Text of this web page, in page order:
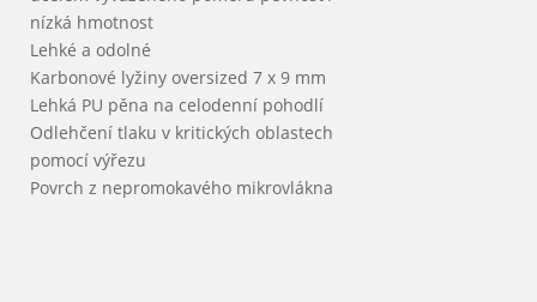
nízká hmotnost
Lehké a odolné
Karbonové lyžiny oversized 7 x 9 mm
Lehká PU pěna na celodenní pohodlí
Odlehčení tlaku v kritických oblastech
pomocí výřezu
Povrch z nepromokavého mikrovlákna